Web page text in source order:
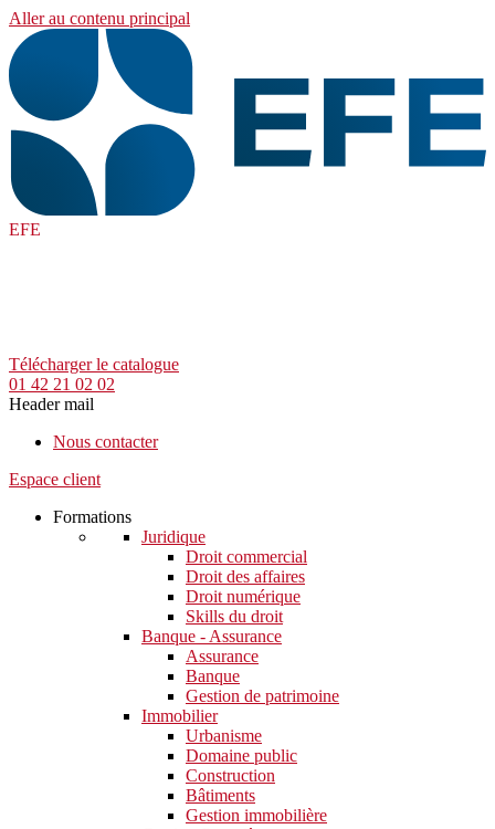
Aller au contenu principal
EFE
Télécharger le catalogue
01 42 21 02 02
Header mail
Nous contacter
Espace client
Formations
Juridique
Droit commercial
Droit des affaires
Droit numérique
Skills du droit
Banque - Assurance
Assurance
Banque
Gestion de patrimoine
Immobilier
Urbanisme
Domaine public
Construction
Bâtiments
Gestion immobilière